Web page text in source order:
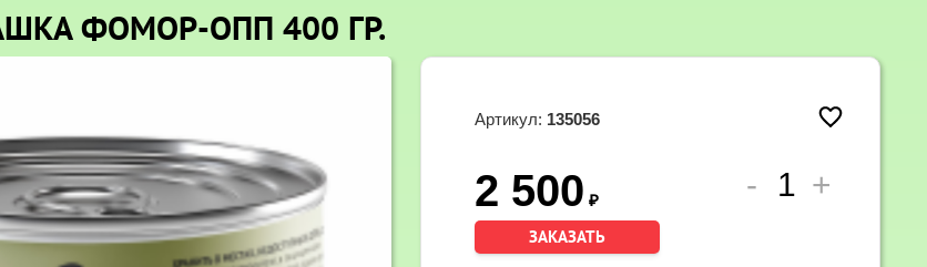
ФОМОР-ОПП 400 ГР.
Артикул: 135056
2 500 ₽
ЗАКАЗАТЬ